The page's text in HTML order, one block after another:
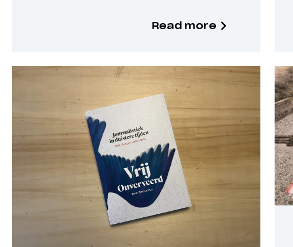
Read more